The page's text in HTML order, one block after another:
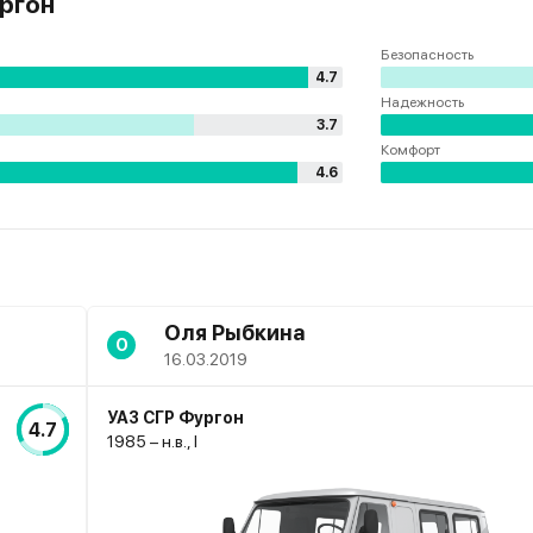
4.7
3.7
4.6
Безопасность
Надежность
Комфорт
4.7
О Оля Рыбкина
16.03.2019
УАЗ СГР Фургон
1985 – н.в., I